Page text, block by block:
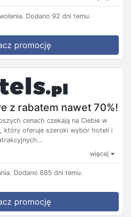
Dodano 92 dni temu.
promocję
z rabatem nawet 70%!
cenach czekają na Ciebie w
który oferuje szeroki wybór hoteli i
więcej
Dodano 685 dni temu.
promocję